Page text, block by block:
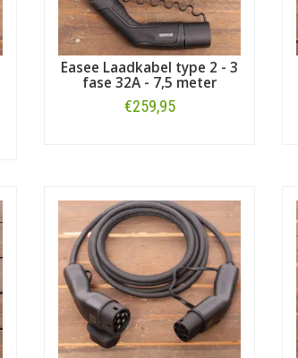
Easee Laadkabel type 2 - 3
fase 32A - 7,5 meter
€259,95